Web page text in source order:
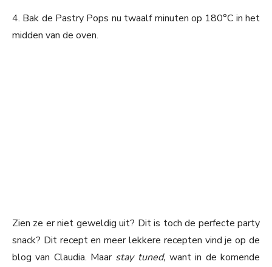
4. Bak de Pastry Pops nu twaalf minuten op 180°C in het
midden van de oven.
Zien ze er niet geweldig uit? Dit is toch de perfecte party
snack? Dit recept en meer lekkere recepten vind je op de
blog van Claudia. Maar stay tuned,want in de komende